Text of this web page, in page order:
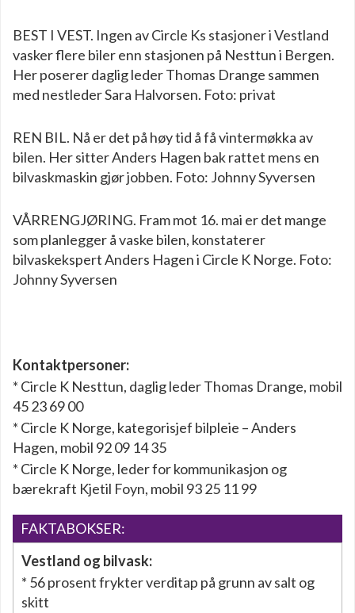
BEST I VEST. Ingen av Circle Ks stasjoner i Vestland
vasker flere biler enn stasjonen på Nesttun i Bergen.
Her poserer daglig leder Thomas Drange sammen
med nestleder Sara Halvorsen. Foto: privat
REN BIL. Nå er det på høy tid å få vintermøkka av
bilen. Her sitter Anders Hagen bak rattet mens en
bilvaskmaskin gjør jobben. Foto: Johnny Syversen
VÅRRENGJØRING. Fram mot 16. mai er det mange
som planlegger å vaske bilen, konstaterer
bilvaskekspert Anders Hagen i Circle K Norge. Foto:
Johnny Syversen
Kontaktpersoner:
* Circle K Nesttun, daglig leder Thomas Drange, mobil
45 23 69 00
* Circle K Norge, kategorisjef bilpleie – Anders
Hagen, mobil 92 09 14 35
* Circle K Norge, leder for kommunikasjon og
bærekraft Kjetil Foyn, mobil 93 25 11 99
FAKTABOKSER:
Vestland og bilvask:
* 56 prosent frykter verditap på grunn av salt og
skitt